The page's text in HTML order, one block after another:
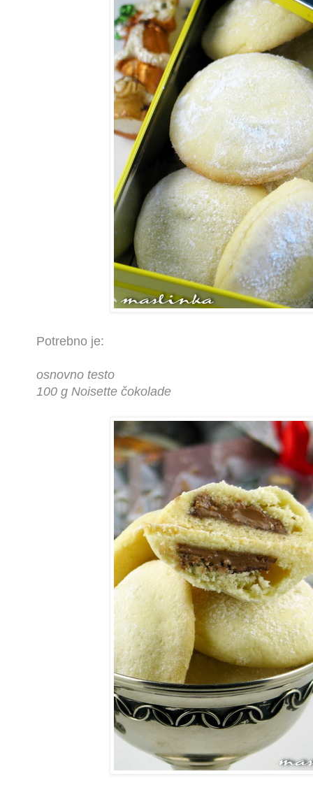
Potrebno je:
osnovno testo
100 g Noisette čokolade